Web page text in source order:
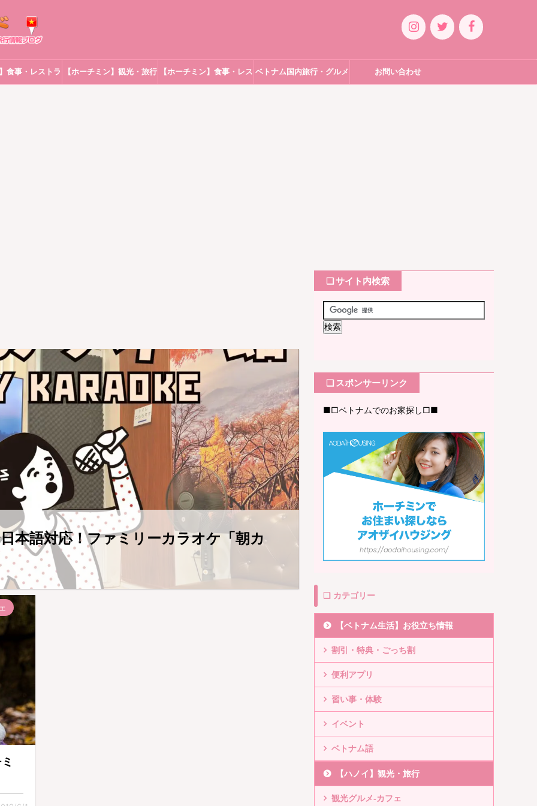
食事・レストラ 【ホーチミン】観光・旅行 【ホーチミン】食事・レス ベトナム国内旅行・グルメ お問い合わせ
本語対応！ファミリーカラオケ「朝カ
❏ サイト内検索
❏ スポンサーリンク
■□ベトナムでのお家探し□■
❏ カテゴリー
【ベトナム生活】お役立ち情報
割引・特典・ごっち割
便利アプリ
習い事・体験
イベント
ベトナム語
【ハノイ】観光・旅行
観光グルメ-カフェ